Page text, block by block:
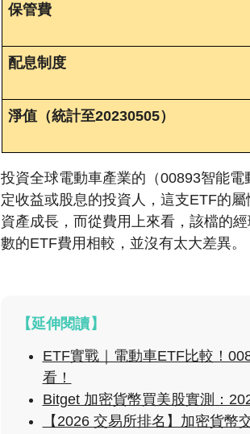
保管費
配息制度
淨值（統計至20230505）
投資全球電動車產業的（00893智能電
定收益或股息的投資人，這支ETF的
資產成長，而從費用上來看，該檔的
數的ETF費用相較，並沒有太大差異。
【延伸閱讀】
ETF實戰｜電動車ETF比較！
看！
Bitget 加密貨幣買美股實測：
【2026 交易所排名】加密貨